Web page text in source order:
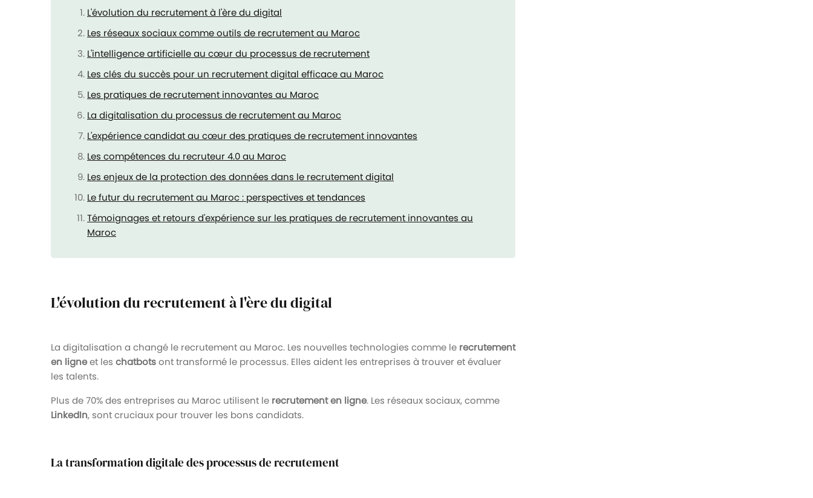
L'évolution du recrutement à l'ère du digital
Les réseaux sociaux comme outils de recrutement au Maroc
L'intelligence artificielle au cœur du processus de recrutement
Les clés du succès pour un recrutement digital efficace au Maroc
Les pratiques de recrutement innovantes au Maroc
La digitalisation du processus de recrutement au Maroc
L'expérience candidat au cœur des pratiques de recrutement innovantes
Les compétences du recruteur 4.0 au Maroc
Les enjeux de la protection des données dans le recrutement digital
Le futur du recrutement au Maroc : perspectives et tendances
Témoignages et retours d'expérience sur les pratiques de recrutement innovantes au
Maroc
L'évolution du recrutement à l'ère du digital
La digitalisation a changé le recrutement au Maroc. Les nouvelles technologies comme le recrutement
en ligneet les chatbotsont transformé le processus. Elles aident les entreprises à trouver et évaluer
les talents.
Plus de 70% des entreprises au Maroc utilisent le recrutement en ligne. Les réseaux sociaux, comme
LinkedIn, sont cruciaux pour trouver les bons candidats.
La transformation digitale des processus de recrutement